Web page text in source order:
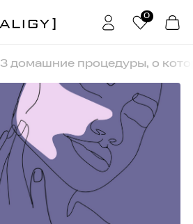
3 домашние процедуры, о
0